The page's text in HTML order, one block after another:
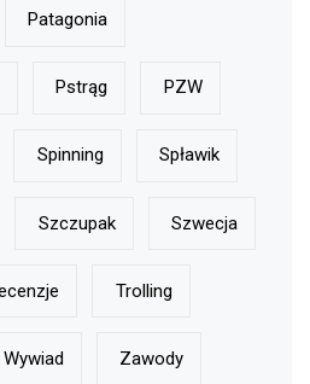
Patagonia
Pstrąg PZW
Spinning Spławik
Szczupak Szwecja
Trolling
Wywiad Zawody